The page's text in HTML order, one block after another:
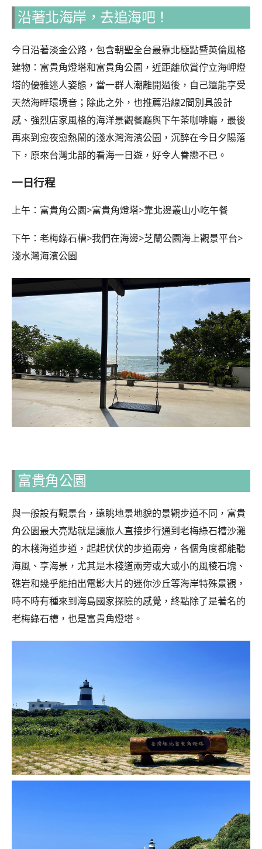
沿著北海岸， 去追海吧！
今日沿著淡金公路，包含朝聖全台最靠北極點暨英倫風格
建物：富貴角燈塔和富貴角公園，近距離欣賞佇立海岬燈
塔的優雅迷人姿態，當一群人潮離開過後，自己還能享受
天然海畔環境音；除此之外，也推薦沿線2間別具設計
感、強烈店家風格的海洋景觀餐廳與下午茶咖啡廳，最後
再來到愈夜愈熱鬧的淺水灣海濱公園，沉醉在今日夕陽落
下，原來台灣北部的看海一日遊，好令人眷戀不已。
一日行程
上午：富貴角公園>富貴角燈塔>靠北邊叢山小吃午餐
下午：老梅綠石槽>我們在海邊>芝蘭公園海上觀景平台>
淺水灣海濱公園
富貴角公園
與一般設有觀景台，遠眺地景地貌的景觀步道不同，富貴
角公園最大亮點就是讓旅人直接步行通到老梅綠石槽沙灘
的木棧海道步道，起起伏伏的步道兩旁，各個角度都能聽
海風、享海景，尤其是木棧道兩旁或大或小的風稜石塊、
礁岩和幾乎能拍出電影大片的迷你沙丘等海岸特殊景觀，
時不時有種來到海島國家探險的感覺，終點除了是著名的
老梅綠石槽，也是富貴角燈塔。